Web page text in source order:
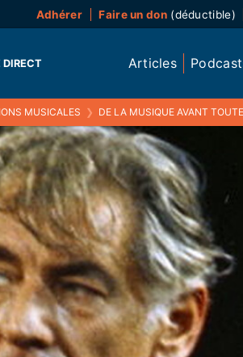
Adhérer Faire un don(déductible)
DIRECT Articles
MUSICALES ❯ DE LA MUSIQUE AVANT